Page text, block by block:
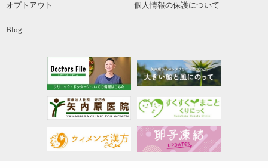
オプトアウト 個人情報の保護について
Blog